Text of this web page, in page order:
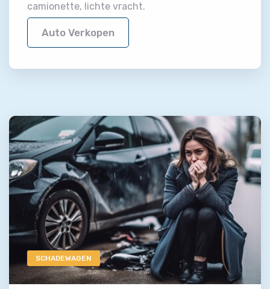
camionette, lichte vracht.
Auto Verkopen
SCHADEWAGEN